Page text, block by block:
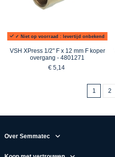
✓ Niet op voorraad : levertijd onbekend
VSH XPress 1/2" F x 12 mm F koper
overgang - 4801271
€ 5,14
1 2
Over Semmatec